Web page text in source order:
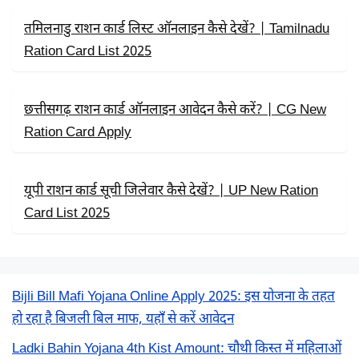
तमिलनाडु राशन कार्ड लिस्ट ऑनलाइन कैसे देखें? | Tamilnadu
Ration Card List 2025
छत्तीसगढ़ राशन कार्ड ऑनलाइन आवेदन कैसे करें? | CG New
Ration Card Apply
यूपी राशन कार्ड सूची जिलेवार कैसे देखें? | UP New Ration
Card List 2025
Bijli Bill Mafi Yojana Online Apply 2025: इस योजना के तहत
हो रहा है बिजली बिल माफ, यहाँ से करें आवेदन
Ladki Bahin Yojana 4th Kist Amount: चौथी किस्त में महिलाओं